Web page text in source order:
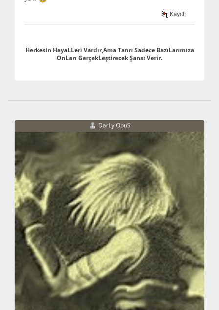
Kayıtlı
Herkesin HayaLLeri Vardır,Ama Tanrı Sadece BazıLarımıza
OnLarı GerçekLeştirecek Şansı Verir.
DarLy OpuS